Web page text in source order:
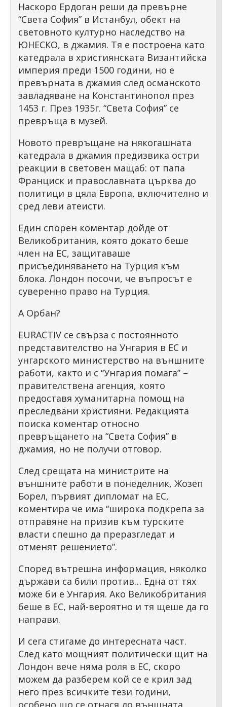
Наскоро Ердоган реши да превърне
“Света София” в Истанбул, обект на
световното културно наследство на
ЮНЕСКО, в джамия. Тя е построена като
катедрала в християнската Византийска
империя преди 1500 години, но е
превърната в джамия след османското
завладяване на Константинопол през
1453 г. През 1935г. “Света София” се
превръща в музей.
Новото превръщане на някогашната
катедрала в джамия предизвика остри
реакции в световен мащаб: от папа
Франциск и православната църква до
политици в цяла Европа, включително и
сред леви атеисти.
Един спорен коментар дойде от
Великобритания, която докато беше
член на ЕС, защитаваше
присъединяването на Турция към
блока. Лондон посочи, че въпросът е
суверенно право на Турция.
А Орбан?
EURACTIV се свърза с постоянното
представителство на Унгария в ЕС и
унгарското министерство на външните
работи, както и с “Унгария помага” –
правителствена агенция, която
предоставя хуманитарна помощ на
преследвани християни. Редакцията
поиска коментар относно
превръщането на “Света София” в
джамия, но не получи отговор.
След срещата на министрите на
външните работи в понеделник, Жозеп
Борел, първият дипломат на ЕС,
коментира че има “широка подкрепа за
отправяне на призив към турските
власти спешно да преразгледат и
отменят решението”.
Според вътрешна информация, няколко
държави са били против… Една от тях
може би е Унгария. Ако Великобритания
беше в ЕС, най-вероятно и тя щеше да го
направи.
И сега стигаме до интересната част.
След като мощният политически щит на
Лондон вече няма роля в ЕС, скоро
можем да разберем кой се е крил зад
него през всичките тези години,
особено що се отнася до външната